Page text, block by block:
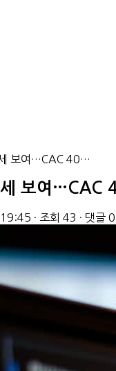
보여…CAC 40…
세 보여…CAC
· 조회 43 · 댓글 0